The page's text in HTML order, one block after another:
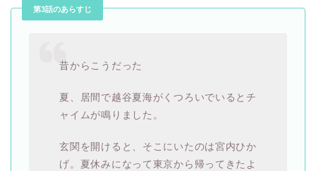
第3話のあらすじ
昔からこうだった
夏、居間で越谷夏海がくつろいでいるとチ
ャイムが鳴りました。
玄関を開けると、そこにいたのは宮内ひか
げ。夏休みになって東京から帰ってきたよ